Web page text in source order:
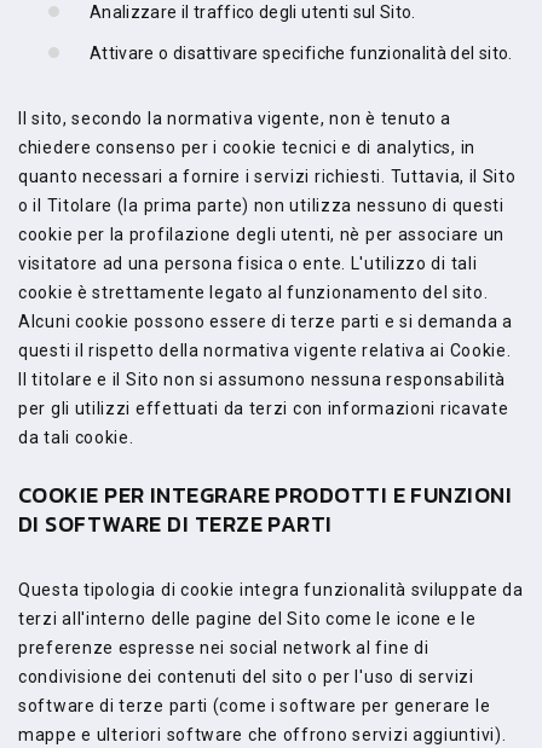
Analizzare il traffico degli utenti sul Sito.
Attivare o disattivare specifiche funzionalità del sito.
Il sito, secondo la normativa vigente, non è tenuto a
chiedere consenso per i cookie tecnici e di analytics, in
quanto necessari a fornire i servizi richiesti. Tuttavia, il Sito
o il Titolare (la prima parte) non utilizza nessuno di questi
cookie per la profilazione degli utenti, nè per associare un
visitatore ad una persona fisica o ente. L'utilizzo di tali
cookie è strettamente legato al funzionamento del sito.
Alcuni cookie possono essere di terze parti e si demanda a
questi il rispetto della normativa vigente relativa ai Cookie.
Il titolare e il Sito non si assumono nessuna responsabilità
per gli utilizzi effettuati da terzi con informazioni ricavate
da tali cookie.
COOKIE PER INTEGRARE PRODOTTI E FUNZIONI
DI SOFTWARE DI TERZE PARTI
Questa tipologia di cookie integra funzionalità sviluppate da
terzi all'interno delle pagine del Sito come le icone e le
preferenze espresse nei social network al fine di
condivisione dei contenuti del sito o per l'uso di servizi
software di terze parti (come i software per generare le
mappe e ulteriori software che offrono servizi aggiuntivi).